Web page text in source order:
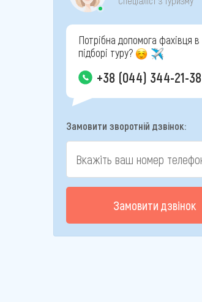
Потрібна допомога фахівця в
підборі туру?
+38 (044) 344-21-38
Замовити зворотній дзвінок:
Замовити дзвінок